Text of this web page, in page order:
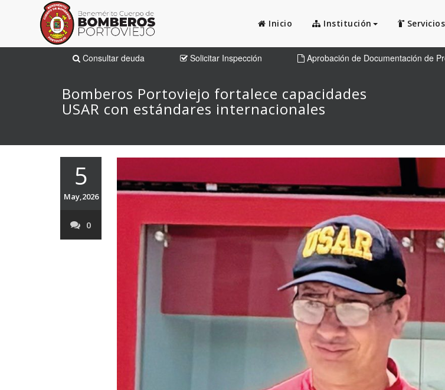
Inicio Institución Servicios
Consultar deuda Solicitar Inspección Aprobación de Documentación de
Bomberos Portoviejo fortalece capacidades
USAR con estándares internacionales
5
May,2026
0